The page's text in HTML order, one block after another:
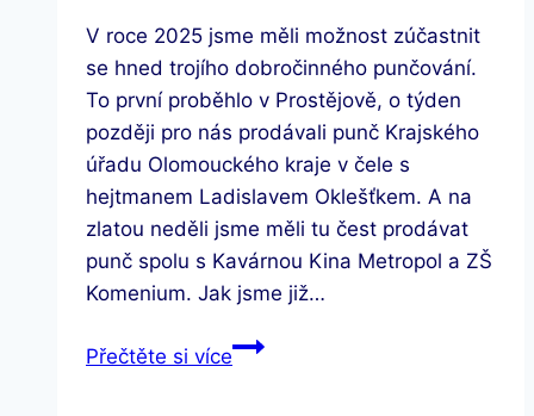
V roce 2025 jsme měli možnost zúčastnit
se hned trojího dobročinného punčování.
To první proběhlo v Prostějově, o týden
později pro nás prodávali punč Krajského
úřadu Olomouckého kraje v čele s
hejtmanem Ladislavem Oklešťkem. A na
zlatou neděli jsme měli tu čest prodávat
punč spolu s Kavárnou Kina Metropol a ZŠ
Komenium. Jak jsme již…
Přečtěte si vícePoděkování